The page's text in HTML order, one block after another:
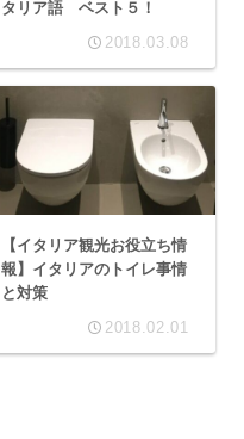
タリア語 ベスト５！
2018.03.08
【イタリア観光お役立ち情
報】イタリアのトイレ事情
と対策
2018.02.01